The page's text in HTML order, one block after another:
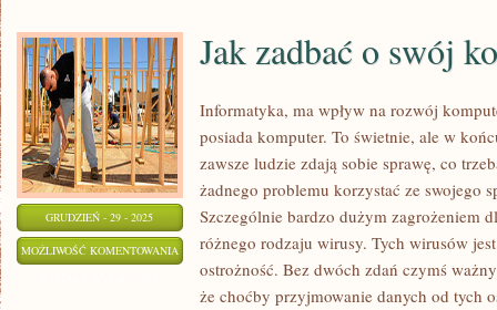
GRUDZIEŃ - 29 - 2025
MOŻLIWOŚĆ KOMENTOWANIA
ZADBAĆ
Jak zadbać o swój
Informatyka, ma wpływ na rozwój
posiada komputer. To świetnie, ale w
zawsze ludzie zdają sobie sprawę, co
żadnego problemu korzystać ze swojego
Szczególnie bardzo dużym zagrożeniem
różnego rodzaju wirusy. Tych wirusów
ostrożność. Bez dwóch zdań czymś
że choćby przyjmowanie danych od tych